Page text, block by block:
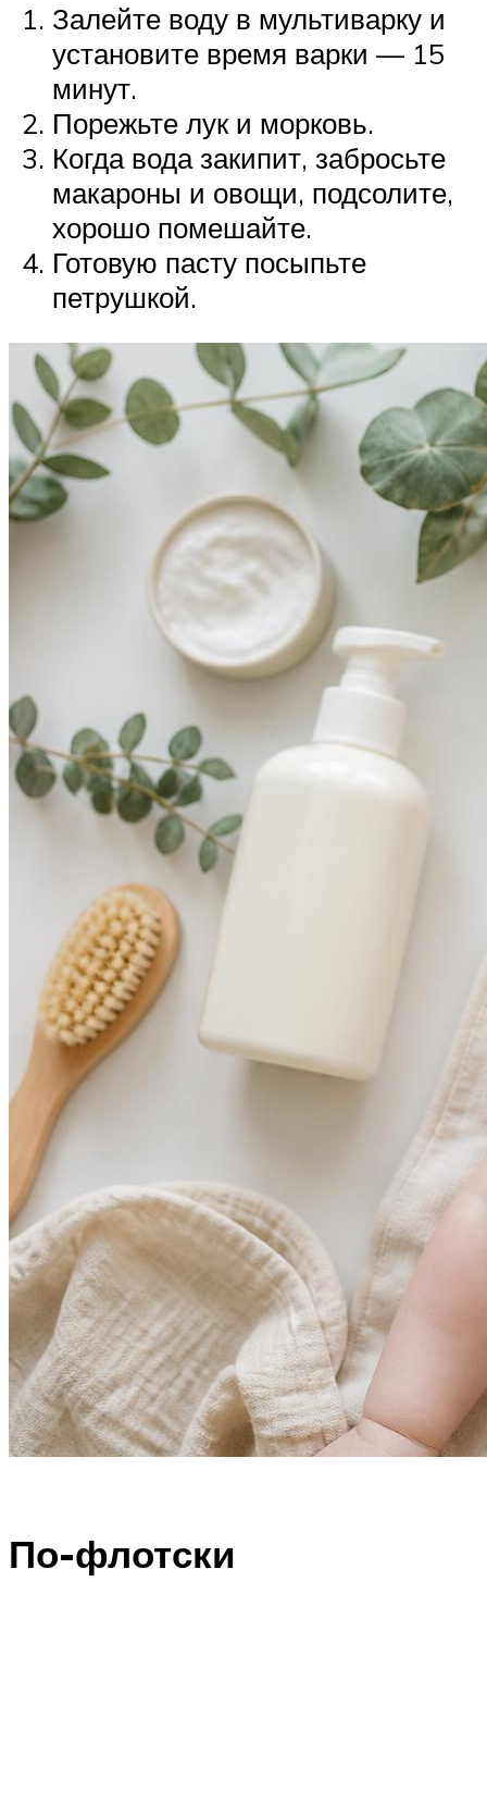
Залейте воду в мультиварку и
установите время варки — 15
минут.
Порежьте лук и морковь.
Когда вода закипит, забросьте
макароны и овощи, подсолите,
хорошо помешайте.
Готовую пасту посыпьте
петрушкой.
По-флотски